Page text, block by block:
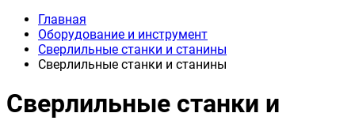
Главная
Оборудование и инструмент
Сверлильные станки и станины
Сверлильные станки и станины
Сверлильные станки и